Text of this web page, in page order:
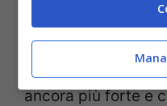
in queste
sorprenderà di
questa terza
ancora più forte e